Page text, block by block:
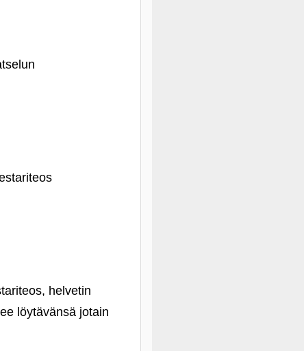
helvetin
löytävänsä jotain